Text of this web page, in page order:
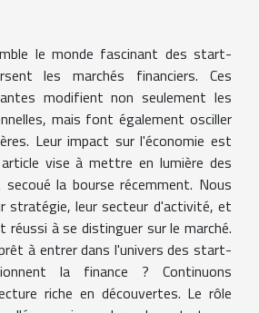
le monde fascinant des start-
les marchés financiers. Ces
modifient non seulement les
mais font également osciller
Leur impact sur l'économie est
vise à mettre en lumière des
la bourse récemment. Nous
stratégie, leur secteur d'activité, et
réussi à se distinguer sur le marché.
à entrer dans l'univers des start-
la finance ? Continuons
riche en découvertes. Le rôle